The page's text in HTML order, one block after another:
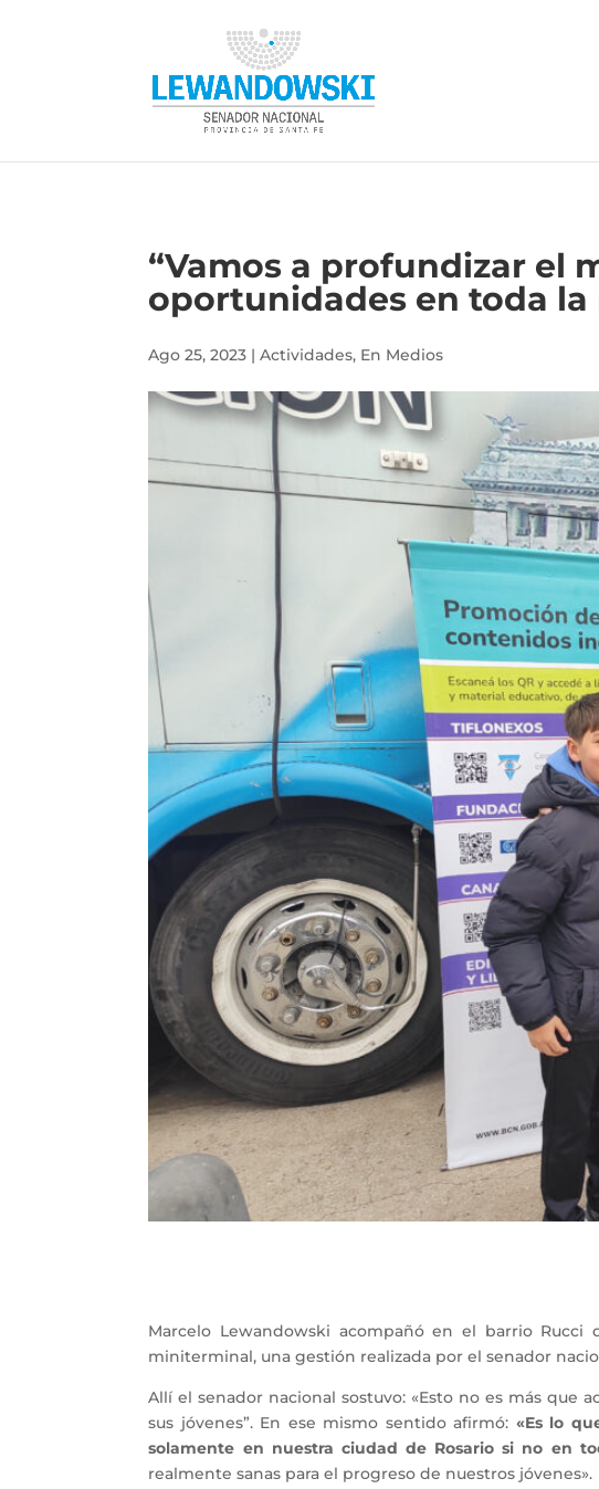
“Vamos a profundizar el
oportunidades en toda la
Ago 25, 2023 |Actividades, En Medios
Marcelo Lewandowski acompañó en el barrio
miniterminal, una gestión realizada por el senador
Allí el senador nacional sostuvo: «Esto no es más que
sus jóvenes”. En ese mismo sentido afirmó: «Es lo
solamente en nuestra ciudad de Rosario si no en
realmente sanas para el progreso de nuestros jóvenes».